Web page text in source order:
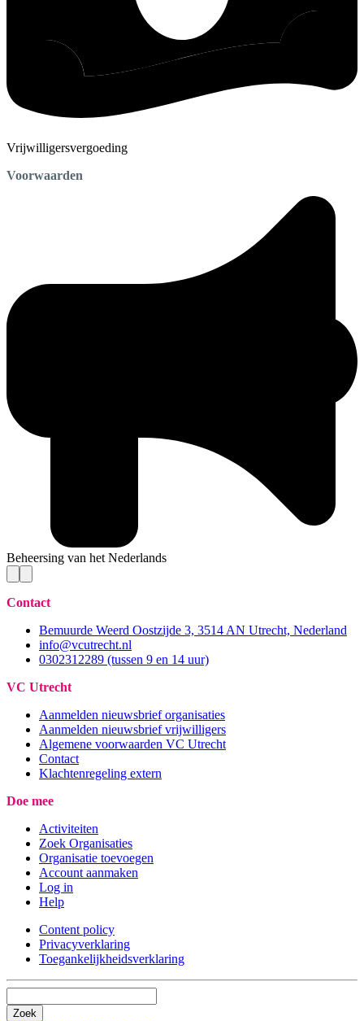
Vrijwilligersvergoeding
Voorwaarden
Beheersing van het Nederlands
Contact
Bemuurde Weerd Oostzijde 3, 3514 AN Utrecht, Nederland
info@vcutrecht.nl
0302312289 (tussen 9 en 14 uur)
VC Utrecht
Aanmelden nieuwsbrief organisaties
Aanmelden nieuwsbrief vrijwilligers
Algemene voorwaarden VC Utrecht
Contact
Klachtenregeling extern
Doe mee
Activiteiten
Zoek Organisaties
Organisatie toevoegen
Account aanmaken
Log in
Help
Content policy
Privacyverklaring
Toegankelijkheidsverklaring
Zoek